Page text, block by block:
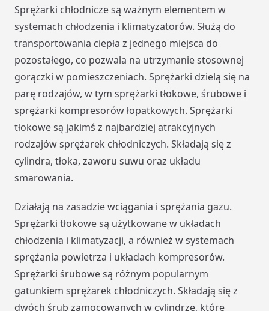
Sprężarki chłodnicze są ważnym elementem w
systemach chłodzenia i klimatyzatorów. Służą do
transportowania ciepła z jednego miejsca do
pozostałego, co pozwala na utrzymanie stosownej
gorączki w pomieszczeniach. Sprężarki dzielą się na
parę rodzajów, w tym sprężarki tłokowe, śrubowe i
sprężarki kompresorów łopatkowych. Sprężarki
tłokowe są jakimś z najbardziej atrakcyjnych
rodzajów sprężarek chłodniczych. Składają się z
cylindra, tłoka, zaworu suwu oraz układu
smarowania.
Działają na zasadzie wciągania i sprężania gazu.
Sprężarki tłokowe są użytkowane w układach
chłodzenia i klimatyzacji, a również w systemach
sprężania powietrza i układach kompresorów.
Sprężarki śrubowe są różnym popularnym
gatunkiem sprężarek chłodniczych. Składają się z
dwóch śrub zamocowanych w cylindrze, które